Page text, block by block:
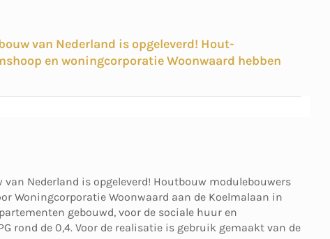
van Nederland is opgeleverd! Hout-
en woningcorporatie Woonwaard hebben
Nederland is opgeleverd! Houtbouw modulebouwers
Woningcorporatie Woonwaard aan de Koelmalaan in
gebouwd, voor de sociale huur en
rond de 0,4. Voor de realisatie is gebruik gemaakt van de